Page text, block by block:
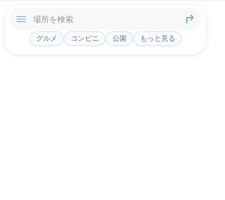
グルメ コンビニ 公園 もっと見る